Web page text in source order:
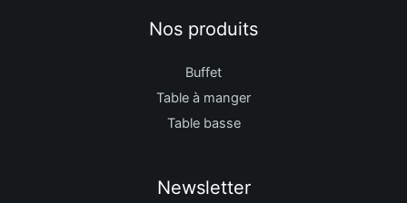
Nos produits
Buffet
Table à manger
Table basse
Newsletter